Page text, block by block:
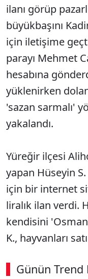
ilanı görüp
büyükbaşını
için iletişime
parayı Mehmet
hesabına
yüklenirken
'sazan sarmalı'
yakalandı.
Yüreğir ilçesi
yapan Hüseyin
için bir internet
liralık ilan verdi.
kendisini
K., hayvanları
Günün Trend
00:02 / 08:15